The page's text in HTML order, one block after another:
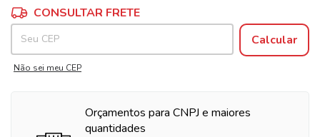
Entregas para o CEP:
CONSULTAR FRETE
Calcular
Não sei meu CEP
Orçamentos para CNPJ e maiores
quantidades